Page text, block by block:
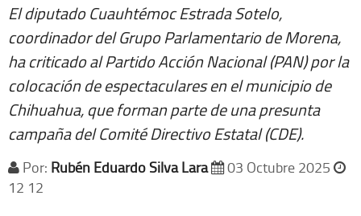
El diputado Cuauhtémoc Estrada Sotelo,
coordinador del Grupo Parlamentario de Morena,
ha criticado al Partido Acción Nacional (PAN) por la
colocación de espectaculares en el municipio de
Chihuahua, que forman parte de una presunta
campaña del Comité Directivo Estatal (CDE).
Por: Rubén Eduardo Silva Lara
03 Octubre 2025
12 12